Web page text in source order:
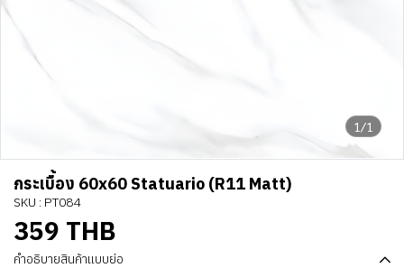
1/1
กระเบื้อง 60x60 Statuario (R11 Matt)
SKU : PT084
359 THB
คำอธิบายสินค้าแบบย่อ